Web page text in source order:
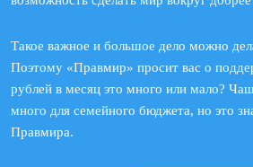
Такое важное и большое дело можно
Поэтому «Правмир» просит вас о
рублей в месяц это много или мало?
много для семейного бюджета, но это
Правмира.